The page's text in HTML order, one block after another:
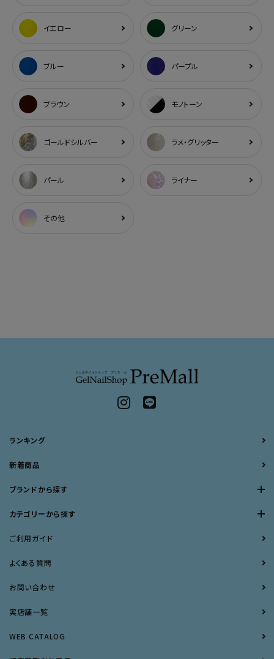
イエロー グリーン
ブルー パープル
ブラウン モノトーン
ゴールドシルバー ラメ・グリッター
パール ライナー
その他
ランキング
新着商品
ブランドから探す
カテゴリーから探す
ご利用ガイド
よくある質問
お問い合わせ
実店舗一覧
WEB CATALOG